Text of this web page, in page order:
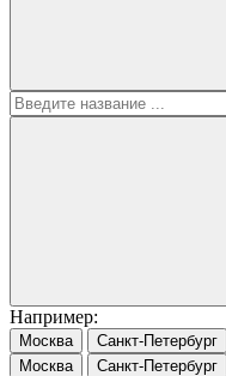
Например:
Москва
Санкт-Петербург
Москва
Санкт-Петербург